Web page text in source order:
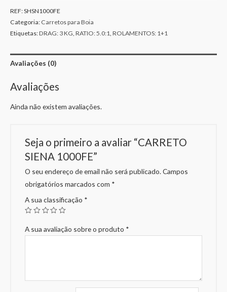
REF:SHSN1000FE
Categoria: Carretos para Boia
Etiquetas:DRAG: 3 KG, RATIO: 5.0:1, ROLAMENTOS: 1+1
Avaliações (0)
Avaliações
Ainda não existem avaliações.
Seja o primeiro a avaliar “CARRETO
SIENA 1000FE”
O seu endereço de email não será publicado. Campos
obrigatórios marcados com *
A sua classificação *
A sua avaliação sobre o produto *